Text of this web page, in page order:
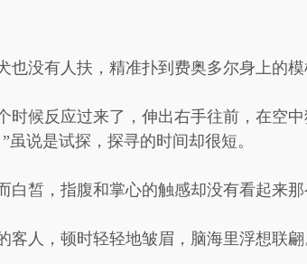
也没有人扶，精准扑到费奥多尔身上的模
候反应过来了，伸出右手往前，在空
说是试探，探寻的时间却很短。
皙，指腹和掌心的触感却没有看起来那
人，顿时轻轻地皱眉，脑海里浮想联翩